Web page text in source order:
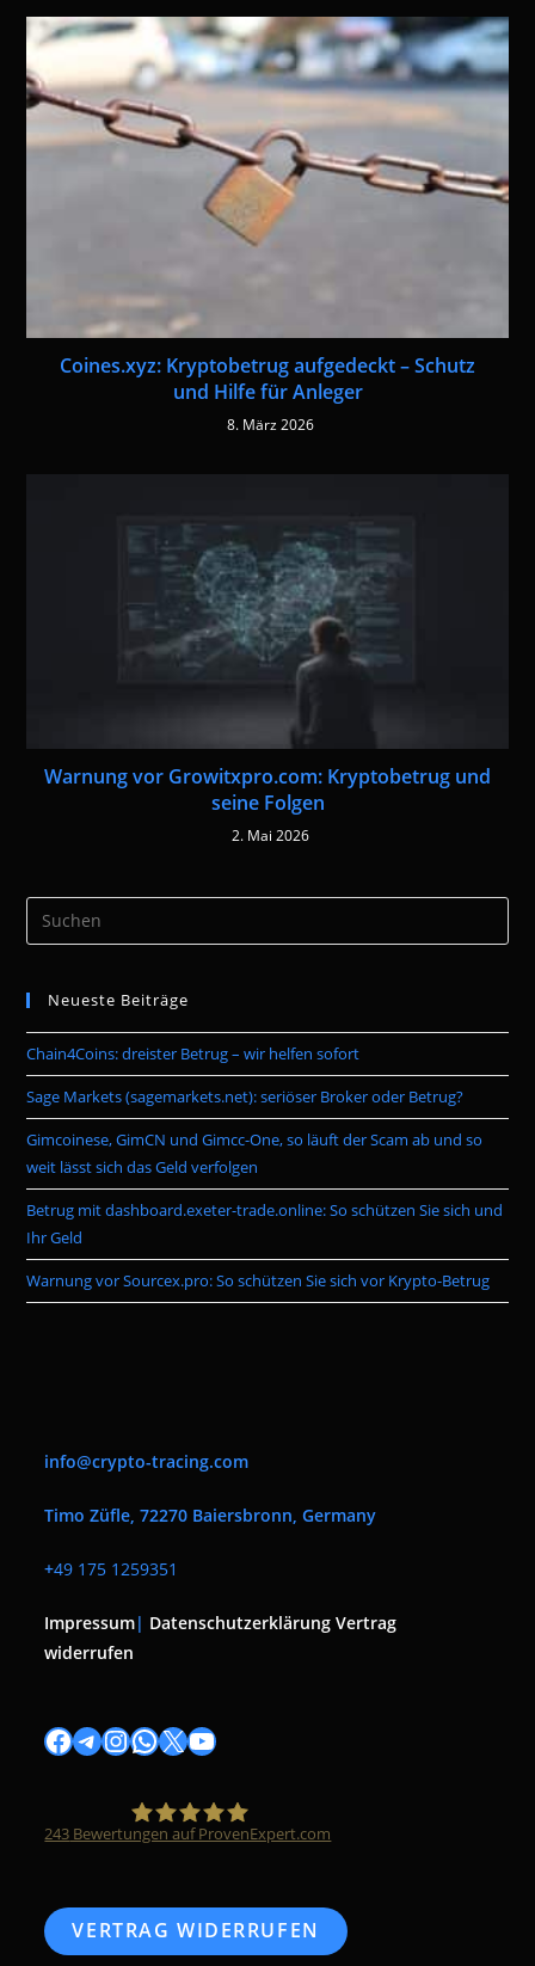
Coines.xyz: Kryptobetrug aufgedeckt – Schutz
und Hilfe für Anleger
8. März 2026
Warnung vor Growitxpro.com: Kryptobetrug und
seine Folgen
2. Mai 2026
the
Neueste Beiträge
Chain4Coins: dreister Betrug – wir helfen sofort
Sage Markets (sagemarkets.net): seriöser Broker oder Betrug?
Gimcoinese, GimCN und Gimcc-One, so läuft der Scam ab und so
weit lässt sich das Geld verfolgen
Betrug mit dashboard.exeter-trade.online: So schützen Sie sich und
Ihr Geld
Warnung vor Sourcex.pro: So schützen Sie sich vor Krypto-Betrug
info@crypto-tracing.com
Timo Züfle, 72270 Baiersbronn, Germany
+49 175 1259351
Impressum| Datenschutzerklärung Vertrag
widerrufen
Facebook
Telegram
Instagram
WhatsApp
X YouTube
243 Bewertungen auf ProvenExpert.com
VERTRAG WIDERRUFEN